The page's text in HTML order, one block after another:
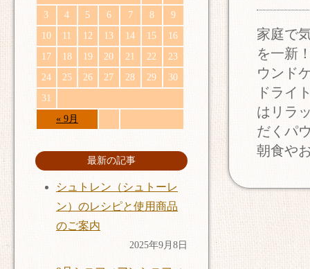
家庭で
を一新
ウンド
ドライ
はリラ
だくパ
朝食や
« 9月
3
4 5 6 7 8
9
10
11 12 13 14 15
16
17
18 19 20 21 22
23
24
25 26 27 28 29
30
31
最新の記事
シュトレン（シュトーレ
ン）のレシピと使用商品
のご案内
2025年9月8日